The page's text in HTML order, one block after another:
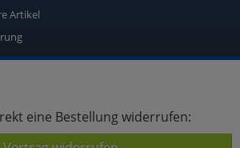
Artikel
eine Bestellung widerrufen: